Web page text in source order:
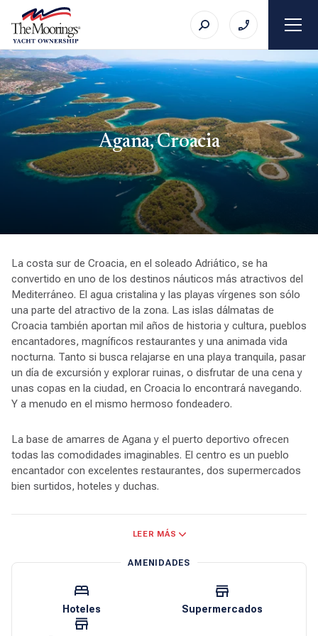
Agana, Croacia
La costa sur de Croacia, en el soleado Adriático, se ha
convertido en uno de los destinos náuticos más atractivos del
Mediterráneo. El agua cristalina y las playas vírgenes son sólo
una parte del atractivo de la zona. Las islas dálmatas de
Croacia también aportan mil años de historia y cultura, pueblos
encantadores, magníficos restaurantes y una animada vida
nocturna. Tanto si busca relajarse en una playa tranquila, pasar
un día de excursión y explorar ruinas, o disfrutar de una cena y
unas copas en la ciudad, en Croacia lo encontrará navegando.
Y a menudo en el mismo hermoso fondeadero.
La base de amarres de Agana y el puerto deportivo ofrecen
todas las comodidades imaginables. El centro es un pueblo
encantador con excelentes restaurantes, dos supermercados
bien surtidos, hoteles y duchas.
navegación se realiza por línea de vista. Los restaurantes y
amarres para los clientes, y muchos puertos deportivos
disponen de amarres transitorios. Y casi todos los puertos
cuentan con puntos de fondeo designados, por lo que
encontrar un lugar para pasar la noche siempre será fácil.
LEER MÁS
AMENIDADES
Hoteles Supermercados